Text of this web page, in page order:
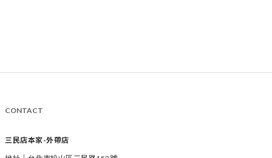
CONTACT
三民店本家-外帶店